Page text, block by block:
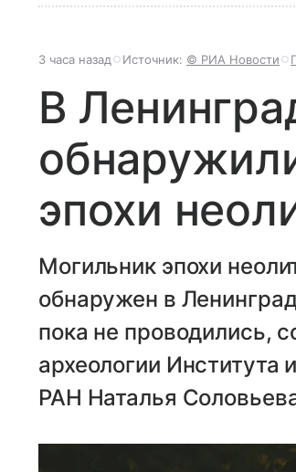
3 часа назад Источник: © РИА Новости
В
эпохи
Могильник эпохи
обнаружен в
пока не проводились,
археологии
РАН Наталья